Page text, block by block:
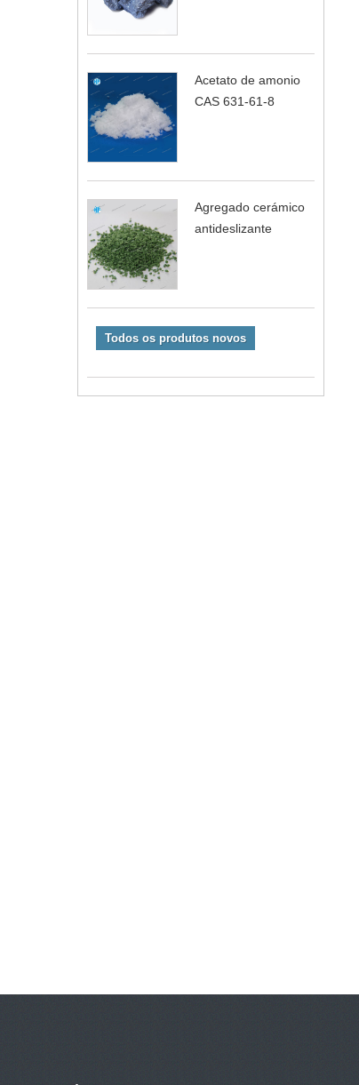
Acetato de amonio
CAS 631-61-8
Agregado cerámico
antideslizante
Todos os produtos novos